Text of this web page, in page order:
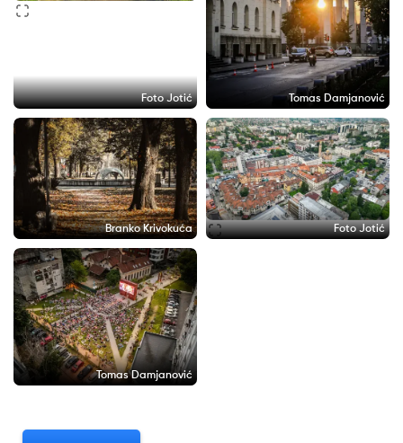
Foto Jotić Tomas Damjanović
Branko Krivokuća Foto Jotić
Tomas Damjanović